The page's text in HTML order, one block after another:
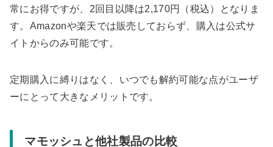
常にお得ですが、2回目以降は2,170円（税込）となりま
す。Amazonや楽天では販売しておらず、購入は公式サ
イトからのみ可能です。
定期購入に縛りはなく、いつでも解約可能な点がユーザ
ーにとって大きなメリットです。
マモッシュと他社製品の比較